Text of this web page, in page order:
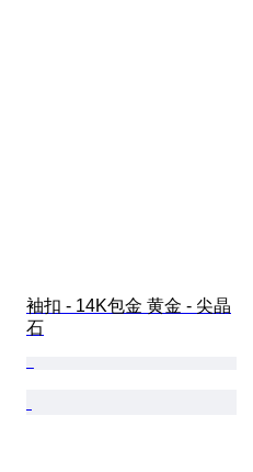
袖扣 - 14K包金 黄金 - 尖晶
石